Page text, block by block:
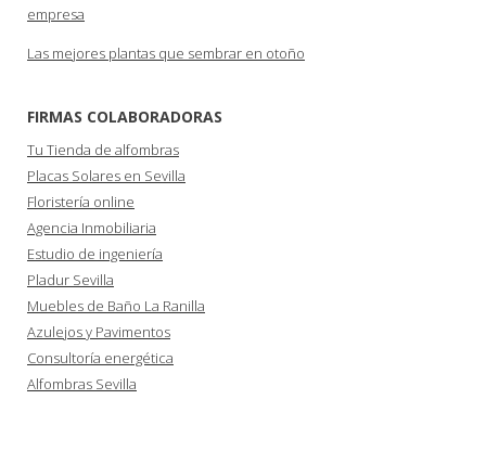
empresa
Las mejores plantas que sembrar en otoño
FIRMAS COLABORADORAS
Tu Tienda de alfombras
Placas Solares en Sevilla
Floristería online
Agencia Inmobiliaria
Estudio de ingeniería
Pladur Sevilla
Muebles de Baño La Ranilla
Azulejos y Pavimentos
Consultoría energética
Alfombras Sevilla